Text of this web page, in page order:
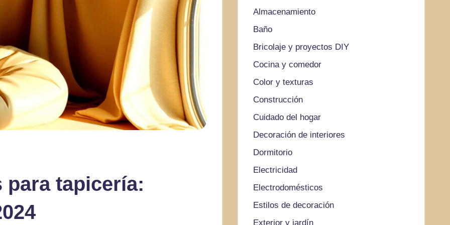
para tapicería:
Almacenamiento
Baño
Bricolaje y proyectos DIY
Cocina y comedor
Color y texturas
Construcción
Cuidado del hogar
Decoración de interiores
Dormitorio
Electricidad
Electrodomésticos
Estilos de decoración
Exterior y jardín